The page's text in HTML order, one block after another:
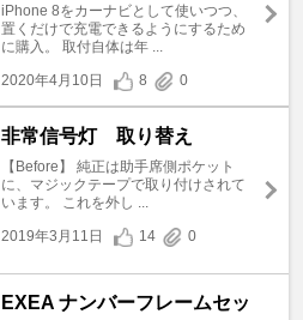
iPhone 8をカーナビとして使いつつ、
置くだけで充電できるようにするため
に購入。 取付自体は年 ...
2020年4月10日
8 0
非常信号灯 取り替え
【Before】 純正は助手席側ポケット
に、マジックテープで取り付けされて
います。 これを外し ...
2019年3月11日
14 0
EXEA ナンバーフレームセッ